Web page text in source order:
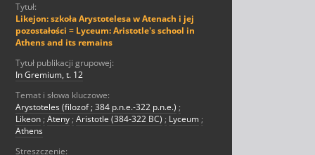
Tytuł:
Likejon: szkoła Arystotelesa w Atenach i jej
pozostałości = Lyceum: Aristotle's school in
Athens and its remains
Tytuł publikacji grupowej:
In Gremium, t. 12
Temat i słowa kluczowe:
Arystoteles (filozof ; 384 p.n.e.-322 p.n.e.) ;
Likeon ; Ateny ; Aristotle (384-322 BC) ; Lyceum ;
Athens
Streszczenie: